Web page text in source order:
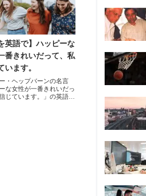
英語で】ハッピーな
番きれいだって、私
います。
・ヘップバーンの名言
な女性が一番きれいだっ
じています。」の英語原